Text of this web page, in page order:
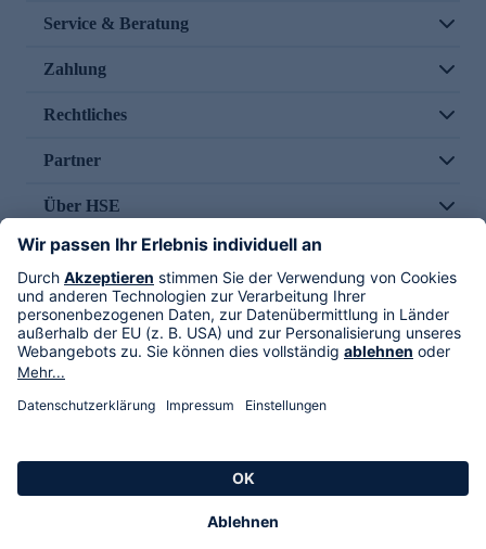
Service & Beratung
Zahlung
Rechtliches
Partner
Über HSE
Im TV
HSE International